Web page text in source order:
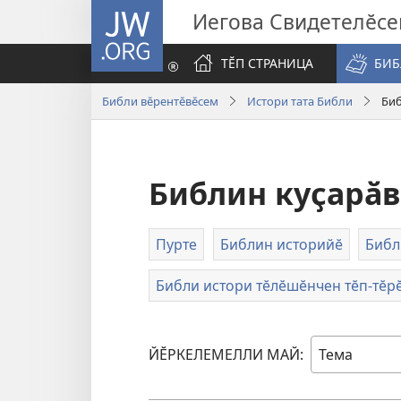
JW.ORG Иегова
ТӖП СТРАНИЦА
Библи вӗрентӗвӗсем Истори тата Библи
Библин
Пурте Библин историйӗ
Библи истори тӗлӗшӗнчен тӗп-
ЙӖРКЕЛЕМЕЛЛИ МАЙ: